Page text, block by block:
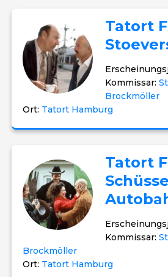
Tatort
Kommissar:
Brockmöller
Ort: Tatort Hamburg
Tatort
Kommissar:
Brockmöller
Ort: Tatort Hamburg